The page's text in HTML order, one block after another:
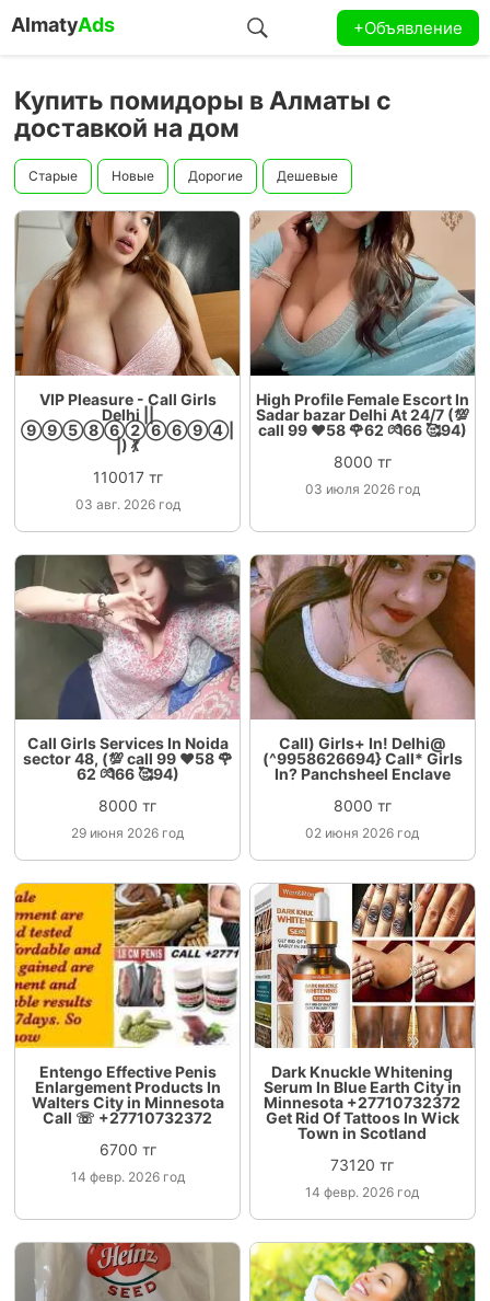
AlmatyAds +Объявление
Купить помидоры в Алматы с
доставкой на дом
Старые Новые Дорогие Дешевые
VIP Pleasure - Call Girls
Delhi ||
⑨⑨⑤⑧⑥②⑥⑥⑨④|
|) 💃
110017 тг
03 авг. 2026 год
High Profile Female Escort In
Sadar bazar Delhi At 24/7 (💯
call 99 ❤️58 🌹62 💏66 🥰94)
8000 тг
03 июля 2026 год
Call Girls Services In Noida
sector 48, (💯 call 99 ❤️58 🌹
62 💏66 🥰94)
8000 тг
29 июня 2026 год
Call) Girls+ In! Delhi@
(^9958626694} Call* Girls
In? Panchsheel Enclave
8000 тг
02 июня 2026 год
Entengo Effective Penis
Enlargement Products In
Walters City in Minnesota
Call ☏ +27710732372
6700 тг
14 февр. 2026 год
Dark Knuckle Whitening
Serum In Blue Earth City in
Minnesota +27710732372
Get Rid Of Tattoos In Wick
Town in Scotland
73120 тг
14 февр. 2026 год